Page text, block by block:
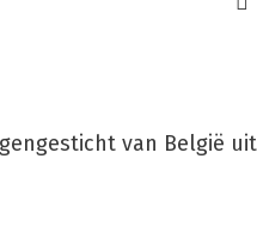
van België uit